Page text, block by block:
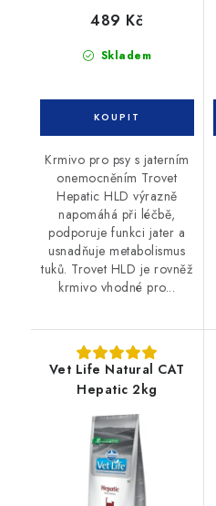
Skladem
489 Kč
Krmivo pro psy s jaterním
onemocněním Trovet
Hepatic HLD výrazně
napomáhá při léčbě,
podporuje funkci jater a
usnadňuje metabolismus
tuků. Trovet HLD je rovněž
krmivo vhodné pro...
Vet Life Natural CAT
Hepatic 2kg